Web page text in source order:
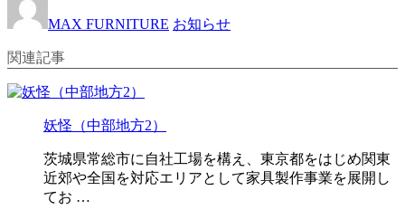
MAX FURNITURE お知らせ
関連記事
妖怪（中部地方2）
茨城県常総市に自社工場を構え、東京都をはじめ関東
近郊や全国を対応エリアとして家具製作事業を展開し
てお …